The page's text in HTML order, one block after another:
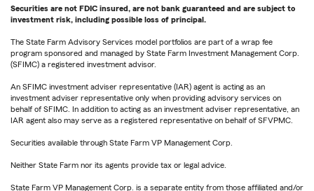
Securities are not FDIC insured, are not bank guaranteed and are subject to
investment risk, including possible loss of principal.
The State Farm Advisory Services model portfolios are part of a wrap fee
program sponsored and managed by State Farm Investment Management Corp.
(SFIMC) a registered investment advisor.
An SFIMC investment adviser representative (IAR) agent is acting as an
investment adviser representative only when providing advisory services on
behalf of SFIMC. In addition to acting as an investment adviser representative, an
IAR agent also may serve as a registered representative on behalf of SFVPMC.
Securities available through State Farm VP Management Corp.
Neither State Farm nor its agents provide tax or legal advice.
State Farm VP Management Corp. is a separate entity from those affiliated and/or